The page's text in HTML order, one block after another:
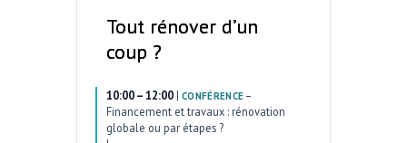
Tout rénover d’un
coup ?
10:00 – 12:00 | CONFÉRENCE –
Financement et travaux : rénovation
globale ou par étapes ?